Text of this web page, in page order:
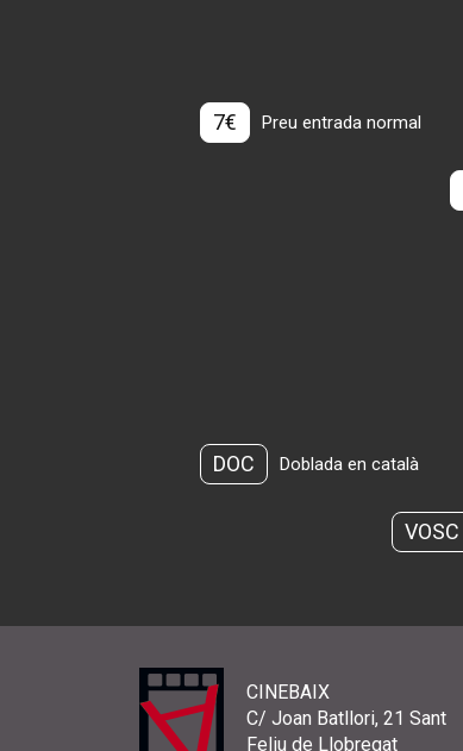
7€ Preu entrada normal
DOC Doblada en català
VOSC
CINEBAIX
C/ Joan Batllori, 21 Sant
Feliu de Llobregat